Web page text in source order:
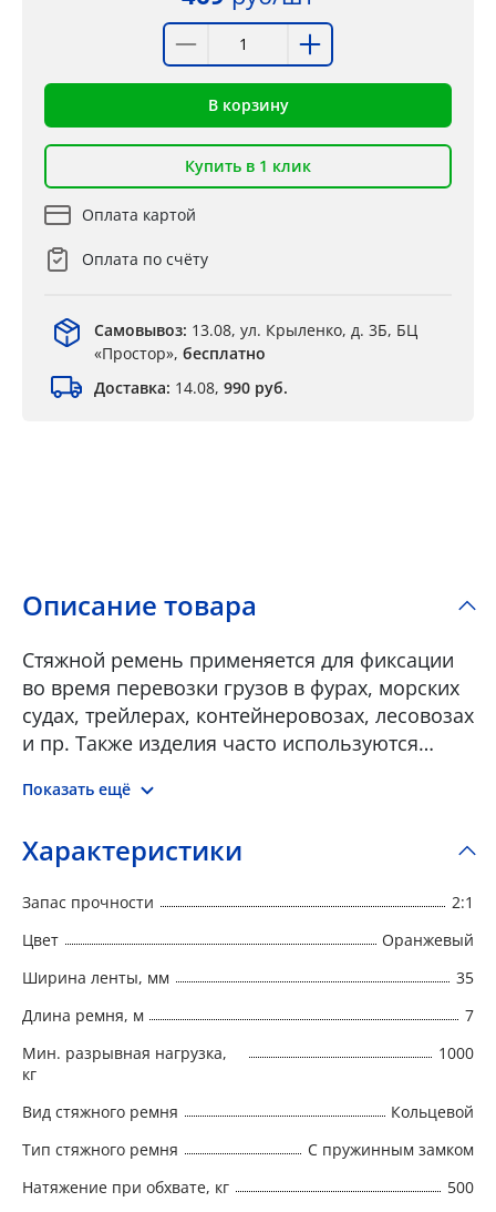
В корзину
Купить в 1 клик
Оплата картой
Оплата по счёту
Самовывоз: 13.08, ул. Крыленко, д. 3Б, БЦ
«Простор», бесплатно
Доставка: 14.08, 990 руб.
Описание товара
Стяжной ремень применяется для фиксации
во время перевозки грузов в фурах, морских
судах, трейлерах, контейнеровозах, лесовозах
и пр. Также изделия часто используются
Ремни крепления груза состоят из прочной
для натяжения ленты. Стяжные ремни бывают
конец с натяжным механизмом, другой с
крюком. • Кольцевой – один конец с
свободный. В зависимости от характера
транспортируемого груза ремни
подбираются с различной натяжной
нагрузкой и определенной длины
Показать ещё
Характеристики
Запас прочности
2:1
Цвет
Оранжевый
Ширина ленты, мм
35
Длина ремня, м
7
Мин. разрывная нагрузка,
кг
1000
Вид стяжного ремня
Кольцевой
Тип стяжного ремня
С пружинным замком
Натяжение при обхвате, кг
500